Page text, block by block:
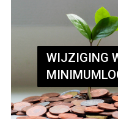
WIJZIGING